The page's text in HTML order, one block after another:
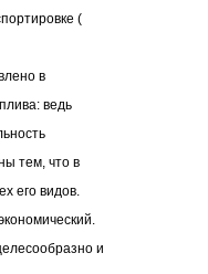
(
в
ведь
тем, что в
его видов.
и